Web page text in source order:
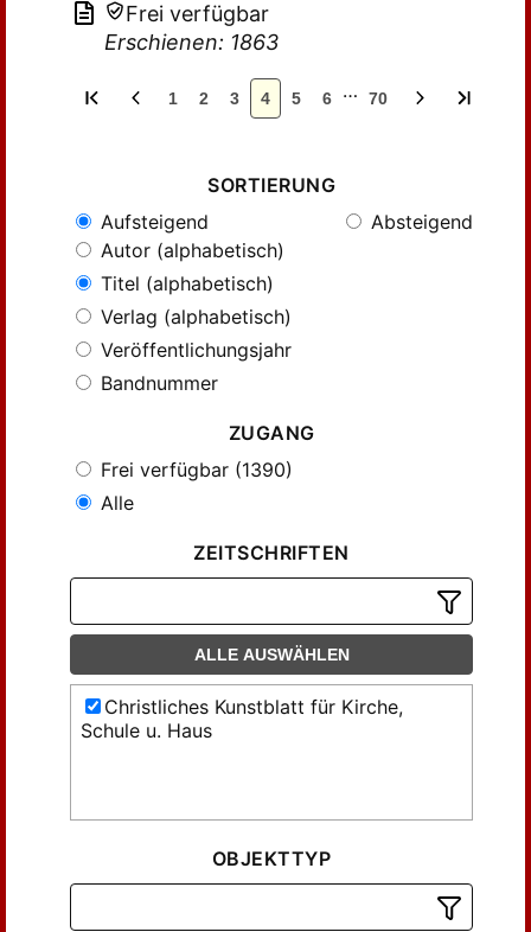
Frei verfügbar
Erschienen: 1863
1 2 3 4 5 6 … 70
SORTIERUNG
Aufsteigend
Absteigend
Autor (alphabetisch)
Titel (alphabetisch)
Verlag (alphabetisch)
Veröffentlichungsjahr
Bandnummer
ZUGANG
Frei verfügbar (1390)
Alle
ZEITSCHRIFTEN
ALLE AUSWÄHLEN
Christliches Kunstblatt für Kirche,
Schule u. Haus
OBJEKTTYP